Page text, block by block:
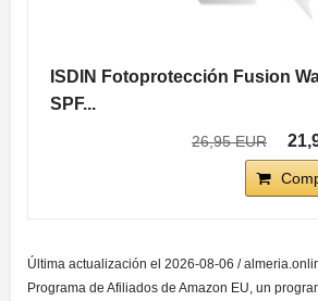
ISDIN Fotoprotección Fusion
SPF...
26,95 EUR
Última actualización el 2026-08-06 /
Programa de Afiliados de Amazon EU, un